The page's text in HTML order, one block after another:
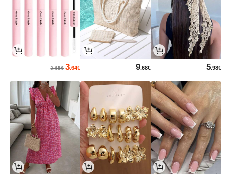
5.98€
9.68€
3.64€
3.65€